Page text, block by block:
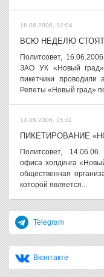
16.06.2006, 12:04
ВСЮ НЕДЕЛЮ
Политсовет,
ЗАО УК «Новый
пикетчики
Репеты «Новый град»
14.06.2006, 15:11
ПИКЕТИРОВАНИЕ
Политсовет,
офиса холдинга
общественная
которой является...
Telegram
Вконтакте